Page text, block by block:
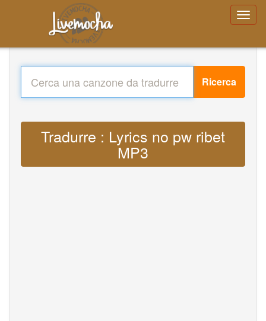
Ricerca
Tradurre : Lyrics no pw ribet
MP3